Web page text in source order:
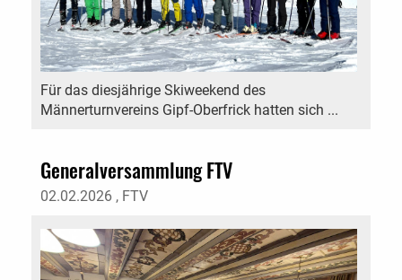
Für das diesjährige Skiweekend des
Männerturnvereins Gipf-Oberfrick hatten sich ...
Generalversammlung FTV
02.02.2026 , FTV